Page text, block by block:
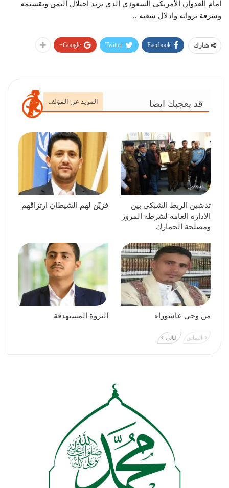
امام العدوان الأمريكي السعودي الذي يريد احتلال اليمن وتقسيمه
وسرقة ثرواته واذلال شعبه ..
شارك Facebook
Twitter
Google+
قد يعجبك ايضا المزيد عن المؤلف
تدشين الربط الشبكي بين
الإدارة العامة لشرطة المرور
ومصلحة الجمارك
فزيّن لهم الشيطان ارتزاقَهم
من وحي عاشوراء الثروة المستهدفة
السابق التالي